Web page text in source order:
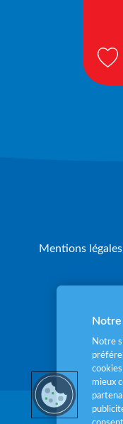
Mentions légales
Notre
mieux